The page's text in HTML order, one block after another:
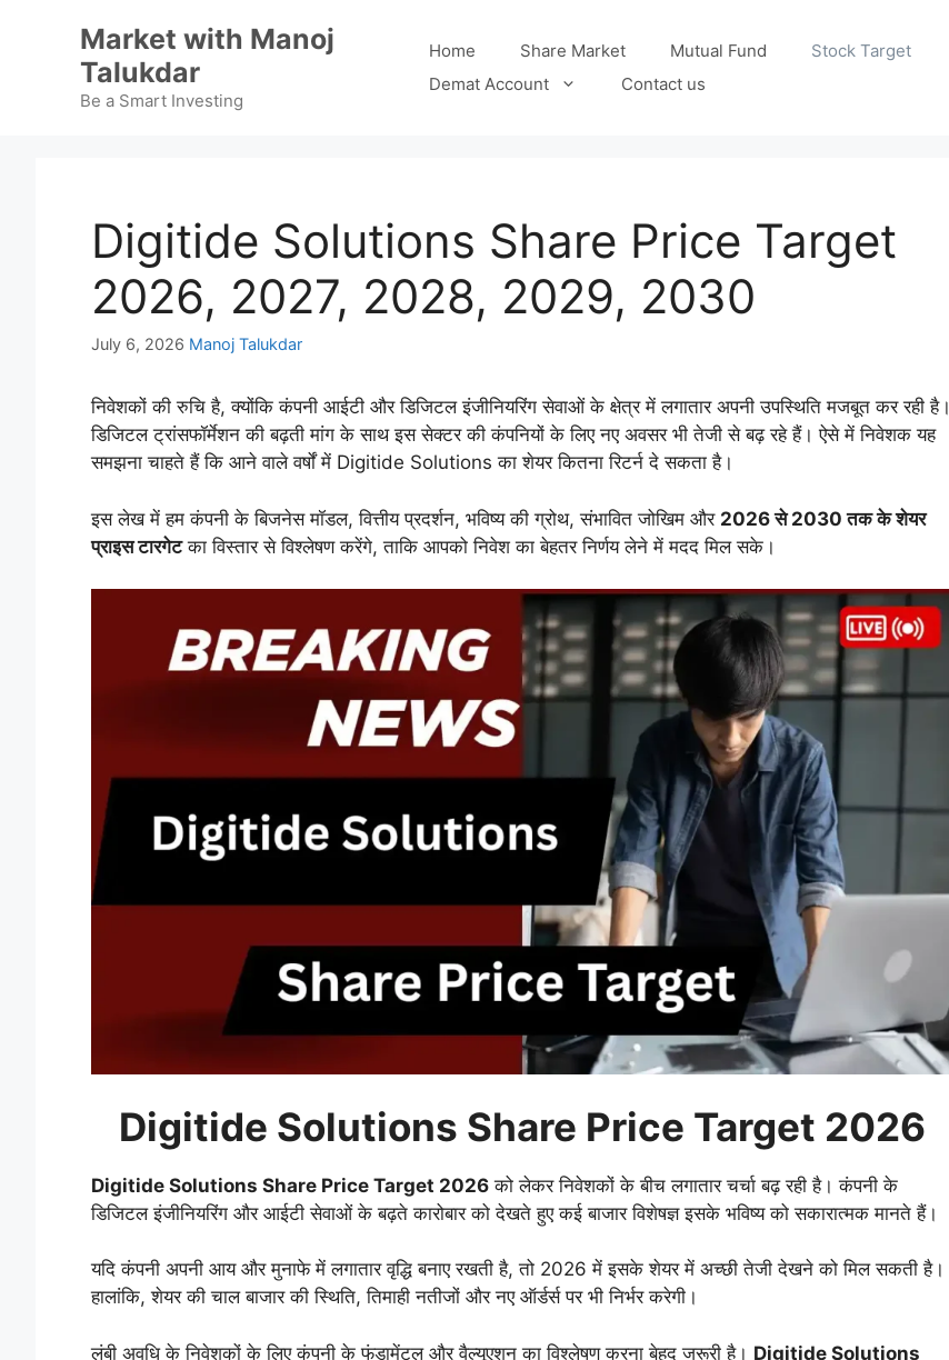
Market with Manoj
Talukdar
Be a Smart Investing
Home Share Market Mutual Fund Stock Target
Demat Account
Contact us
Digitide Solutions Share Price Target
2026, 2027, 2028, 2029, 2030
July 6, 2026 Manoj Talukdar
निवेशकों की रुचि है, क्योंकि कंपनी आईटी और डिजिटल इंजीनियरिंग सेवाओं के क्षेत्र में लगातार अपनी उपस्थिति मजबूत कर रही है।
डिजिटल ट्रांसफॉर्मेशन की बढ़ती मांग के साथ इस सेक्टर की कंपनियों के लिए नए अवसर भी तेजी से बढ़ रहे हैं। ऐसे में निवेशक यह
समझना चाहते हैं कि आने वाले वर्षों में Digitide Solutions का शेयर कितना रिटर्न दे सकता है।
इस लेख में हम कंपनी के बिजनेस मॉडल, वित्तीय प्रदर्शन, भविष्य की ग्रोथ, संभावित जोखिम और 2026 से 2030 तक के शेयर
प्राइस टारगेटका विस्तार से विश्लेषण करेंगे, ताकि आपको निवेश का बेहतर निर्णय लेने में मदद मिल सके।
Digitide Solutions Share Price Target 2026
Digitide Solutions Share Price Target 2026 को लेकर निवेशकों के बीच लगातार चर्चा बढ़ रही है। कंपनी के
डिजिटल इंजीनियरिंग और आईटी सेवाओं के बढ़ते कारोबार को देखते हुए कई बाजार विशेषज्ञ इसके भविष्य को सकारात्मक मानते हैं।
यदि कंपनी अपनी आय और मुनाफे में लगातार वृद्धि बनाए रखती है, तो 2026 में इसके शेयर में अच्छी तेजी देखने को मिल सकती है।
हालांकि, शेयर की चाल बाजार की स्थिति, तिमाही नतीजों और नए ऑर्डर्स पर भी निर्भर करेगी।
लंबी अवधि के निवेशकों के लिए कंपनी के फंडामेंटल और वैल्यूएशन का विश्लेषण करना बेहद जरूरी है। Digitide Solutions